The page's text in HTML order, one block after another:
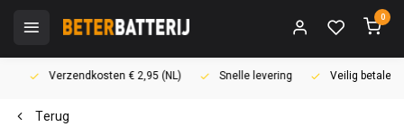
0
Verzendkosten € 2,95 (NL) Snelle levering Veilig betalen
Terug